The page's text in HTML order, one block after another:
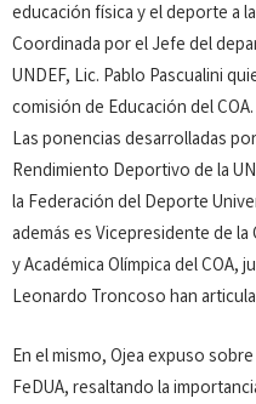
educación física y el deporte a
Coordinada por el Jefe del
UNDEF, Lic. Pablo Pascualini
comisión de Educación del COA.
Las ponencias desarrolladas
Rendimiento Deportivo de la
la Federación del Deporte
además es Vicepresidente de
y Académica Olímpica del COA,
Leonardo Troncoso han
En el mismo, Ojea expuso
FeDUA, resaltando la